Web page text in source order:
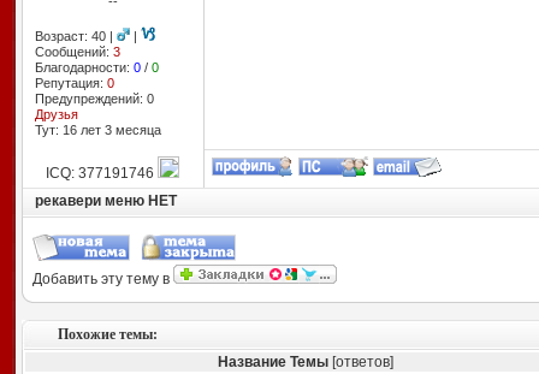
Возраст: 40 |
|
Сообщений: 3
Благодарности: 0/ 0
Репутация: 0
Предупреждений: 0
Друзья
Тут: 16 лет 3 месяцa
ICQ: 377191746
рекавери меню НЕТ
Добавить эту тему в
Похожие темы:
Название Темы[ответов]